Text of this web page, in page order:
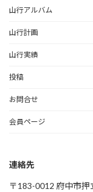
山行アルバム
山行計画
山行実績
投稿
お問合せ
会員ページ
連絡先
〒183-0012 府中市